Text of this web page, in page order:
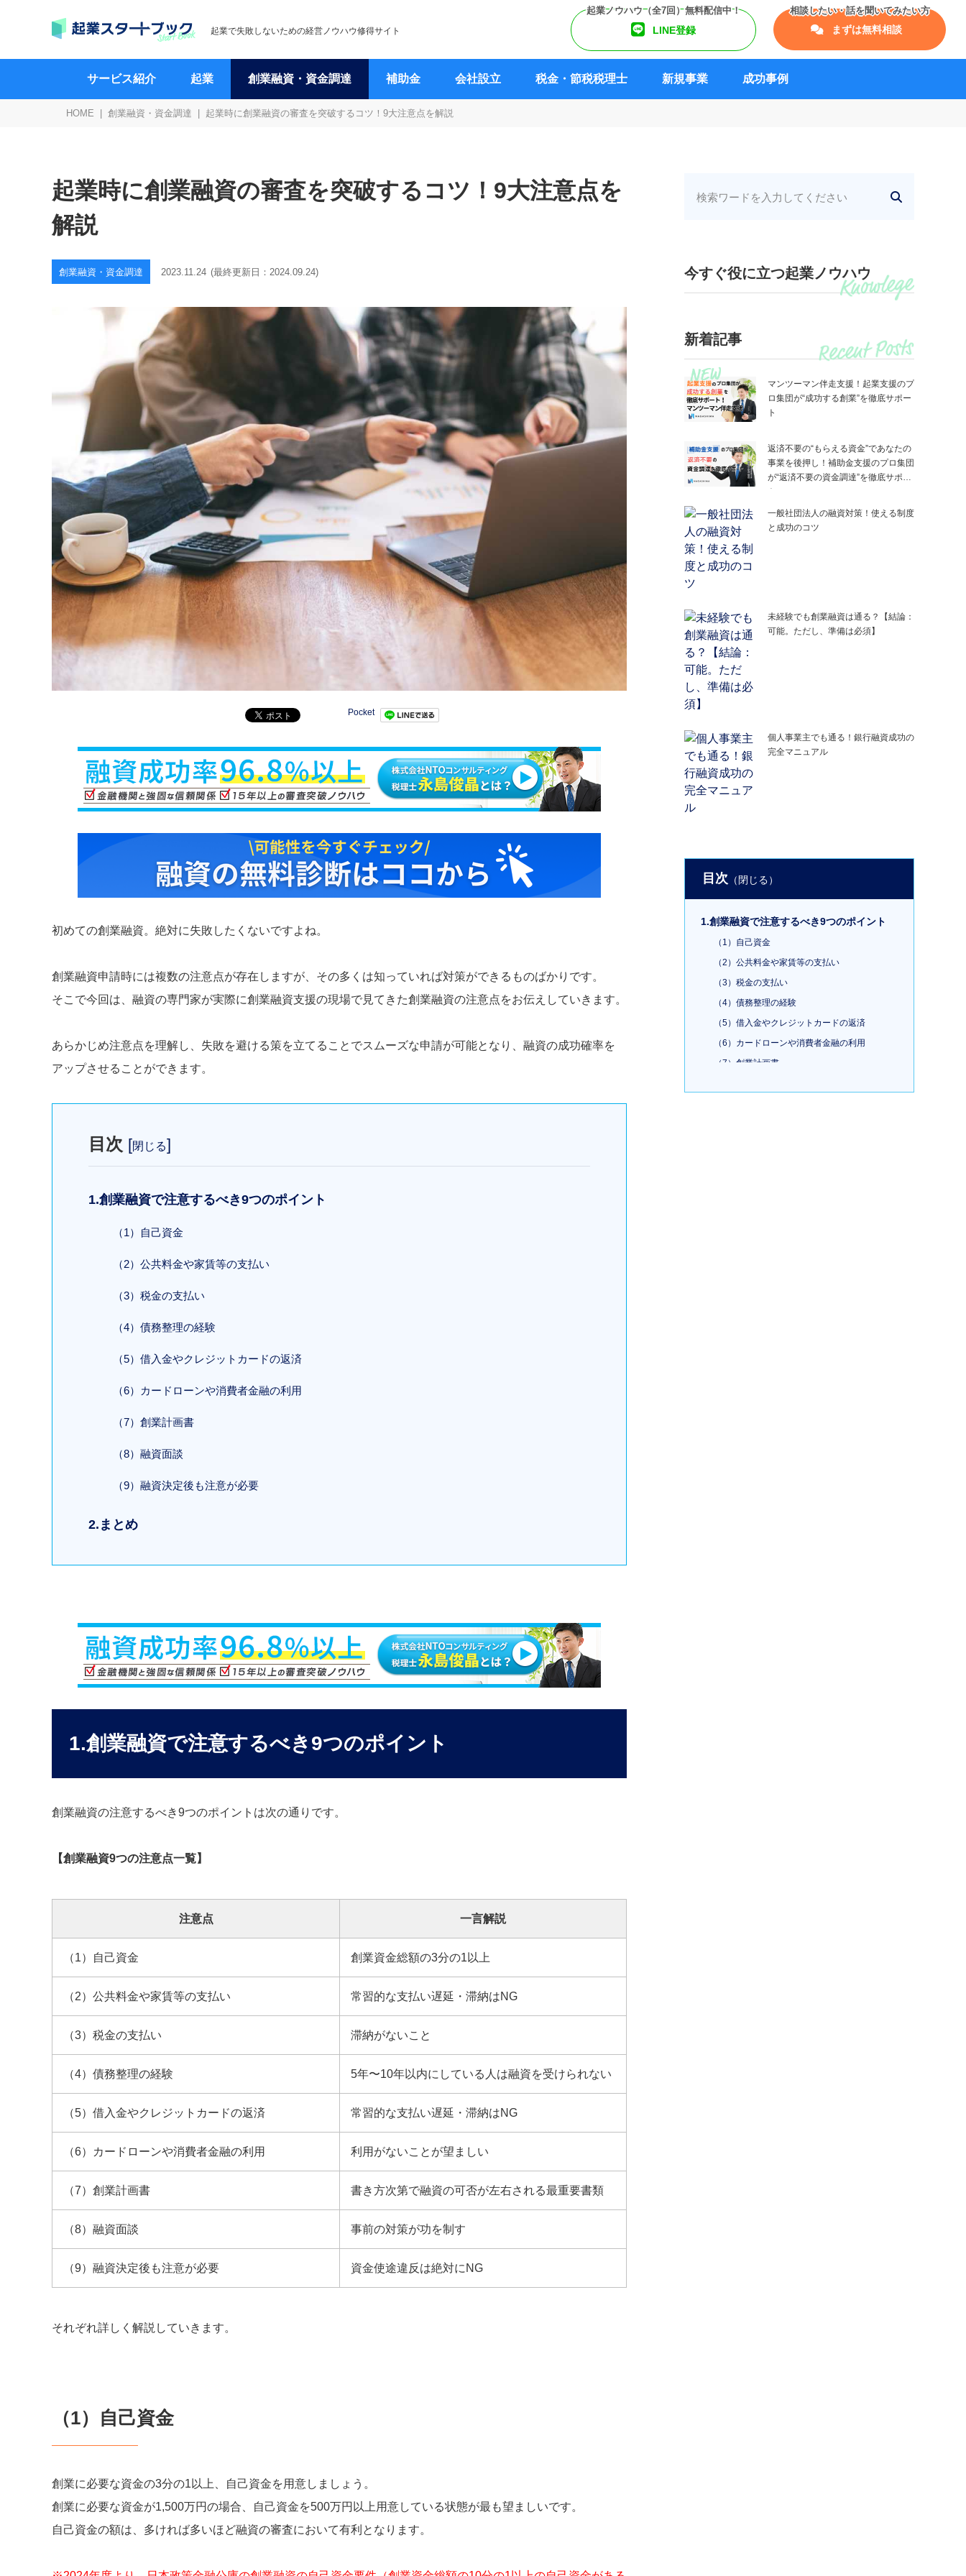
起業で失敗しないための経営ノウハウ修得サイト LINE登録 まずは無料相談
サービス紹介 起業 創業融資・資金調達 補助金 会社設立 税金・節税税理士 新規事業 成功事例
HOME 創業融資・資金調達 起業時に創業融資の審査を突破するコツ！9大注意点を解説
起業時に創業融資の審査を突破するコツ！9大注意点を
解説
創業融資・資金調達 2023.11.24 (最終更新日： 2024.09.24)
Pocket
初めての創業融資。絶対に失敗したくないですよね。
創業融資申請時には複数の注意点が存在しますが、その多くは知っていれば対策ができるものばかりです。
そこで今回は、融資の専門家が実際に創業融資支援の現場で見てきた創業融資の注意点をお伝えしていきます。
あらかじめ注意点を理解し、失敗を避ける策を立てることでスムーズな申請が可能となり、融資の成功確率を
アップさせることができます。
目次 [閉じる]
1.創業融資で注意するべき9つのポイント
（1）自己資金
（2）公共料金や家賃等の支払い
（3）税金の支払い
（4）債務整理の経験
（5）借入金やクレジットカードの返済
（6）カードローンや消費者金融の利用
（7）創業計画書
（8）融資面談
（9）融資決定後も注意が必要
2.まとめ
1.創業融資で注意するべき9つのポイント
創業融資の注意するべき9つのポイントは次の通りです。
【創業融資9つの注意点一覧】
注意点 一言解説
（1）自己資金 創業資金総額の3分の1以上
（2）公共料金や家賃等の支払い 常習的な支払い遅延・滞納はNG
（3）税金の支払い 滞納がないこと
（4）債務整理の経験 5年〜10年以内にしている人は融資を受けられない
（5）借入金やクレジットカードの返済 常習的な支払い遅延・滞納はNG
（6）カードローンや消費者金融の利用 利用がないことが望ましい
（7）創業計画書 書き方次第で融資の可否が左右される最重要書類
（8）融資面談 事前の対策が功を制す
（9）融資決定後も注意が必要 資金使途違反は絶対にNG
それぞれ詳しく解説していきます。
（1）自己資金
創業に必要な資金の3分の1以上、自己資金を用意しましょう。
創業に必要な資金が1,500万円の場合、自己資金を500万円以上用意している状態が最も望ましいです。
自己資金の額は、多ければ多いほど融資の審査において有利となります。
今すぐ役に立つ起業ノウハウ
新着記事
マンツーマン伴走支援！起業支援のプ
ロ集団が“成功する創業”を徹底サポー
ト
返済不要の“もらえる資金”であなたの
事業を後押し！補助金支援のプロ集団
が“返済不要の資金調達”を徹底サポー
ト
一般社団法人の融資対策！使える制度
と成功のコツ
未経験でも創業融資は通る？【結論：
可能。ただし、準備は必須】
個人事業主でも通る！銀行融資成功の
完全マニュアル
目次
1.創業融資で注意するべき9つのポイント
（1）自己資金
（2）公共料金や家賃等の支払い
（3）税金の支払い
（4）債務整理の経験
（5）借入金やクレジットカードの返済
（6）カードローンや消費者金融の利用
（7）創業計画書